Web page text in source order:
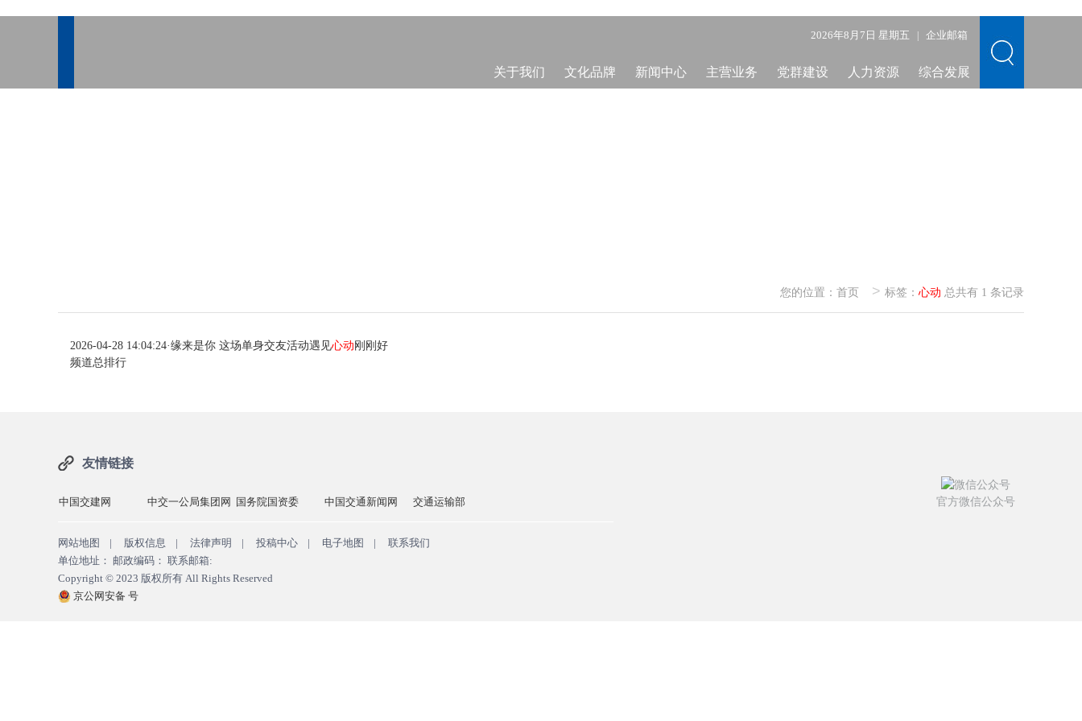
2026年8月7日 星期五 企业邮箱
关于我们 文化品牌 新闻中心 主营业务 党群建设 人力资源 综合发展
您的位置： 首页 > 标签： 心动 总共有 1 条记录
2026-04-28 14:04:24·缘来是你 这场单身交友活动遇见心动 刚刚好
频道总排行
友情链接
中国交建网 中交一公局集团网 国务院国资委 中国交通新闻网 交通运输部
网站地图 | 版权信息 | 法律声明 | 投稿中心 | 电子地图 |
联系我们
单位地址： 邮政编码： 联系邮箱:
Copyright © 2023 版权所有 All Rights Reserved
京公网安备 号
官方微信公众号